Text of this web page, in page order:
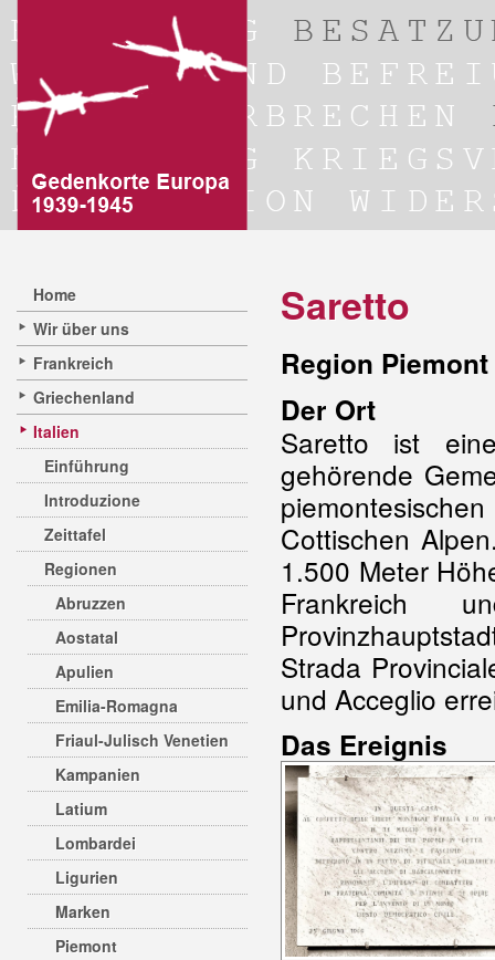
Home
Wir über uns
Frankreich
Griechenland
Italien
Einführung
Introduzione
Zeittafel
Regionen
Abruzzen
Aostatal
Apulien
Emilia-Romagna
Friaul-Julisch Venetien
Kampanien
Latium
Lombardei
Ligurien
Marken
Piemont
Saretto
Region
Der Ort
Saretto ist
gehörende
Cottischen
1.500 Meter
Strada
und Acceglio
Das Ereignis